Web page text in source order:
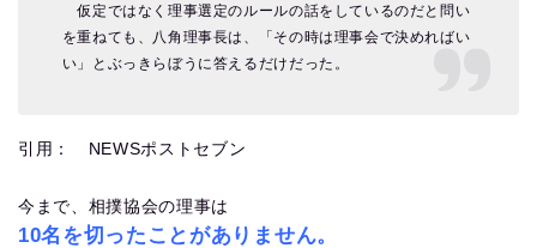
仮定ではなく理事選定のルールの話をしているのだと問い
を重ねても、八角理事長は、「その時は理事会で決めればい
い」とぶっきらぼうに答えるだけだった。
引用： NEWSポストセブン
今まで、相撲協会の理事は
10名を切ったことがありません。